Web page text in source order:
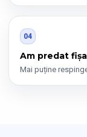
04
Am predat
Mai puține